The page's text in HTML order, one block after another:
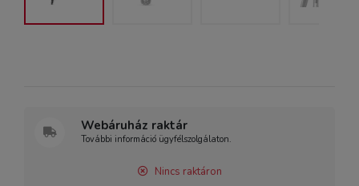
Webáruház raktár
További információ ügyfélszolgálaton.
Nincs raktáron